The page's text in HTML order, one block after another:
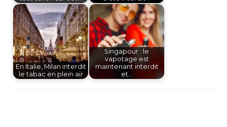
En Italie, Milan interdit
le tabac en plein air
Singapour : le
vapotage est
maintenant interdit
et…